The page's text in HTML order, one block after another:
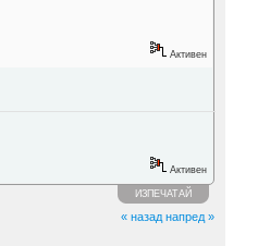
Активен
Активен
ИЗПЕЧАТАЙ
« назад напред »